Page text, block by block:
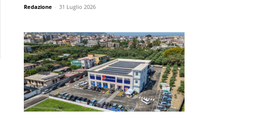
Redazione - 31 Luglio 2026